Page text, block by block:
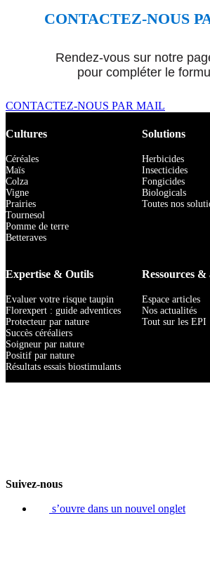
CONTACTEZ-NOUS
Rendez-vous sur notre
pour compléter le
CONTACTEZ-NOUS PAR MAIL
Cultures
Céréales
Maïs
Colza
Vigne
Prairies
Tournesol
Pomme de terre
Betteraves
Solutions
Herbicides
Insecticides
Fongicides
Biologicals
Toutes nos
Expertise & Outils
Evaluer votre risque taupin
Florexpert : guide adventices
Protecteur par nature
Succès céréaliers
Soigneur par nature
Positif par nature
Résultats essais biostimulants
Ressources &
Espace articles
Nos actualités
Tout sur les EPI
Suivez-nous
s’ouvre dans un nouvel onglet